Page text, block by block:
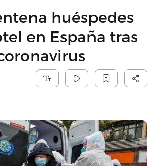
huéspedes
en España tras